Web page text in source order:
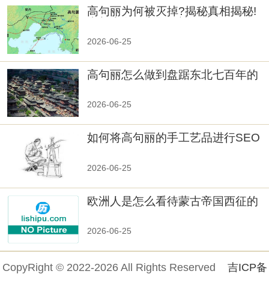
高句丽为何被灭掉?揭秘真相揭秘!
2026-06-25
高句丽怎么做到盘踞东北七百年的
2026-06-25
如何将高句丽的手工艺品进行SEO
2026-06-25
欧洲人是怎么看待蒙古帝国西征的
2026-06-25
CopyRight © 2022-2026 All Rights Reserved 吉ICP备